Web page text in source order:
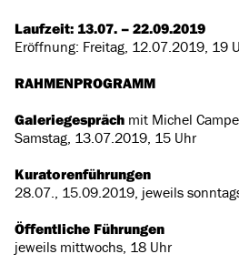
Laufzeit: 13.07. – 22.09.2019
Eröffnung: Freitag, 12.07.2019, 19
RAHMENPROGRAMM
Galeriegespräch mit Michel
Samstag, 13.07.2019, 15 Uhr
Kuratorenführungen
28.07., 15.09.2019, jeweils
Öffentliche Führungen
jeweils mittwochs, 18 Uhr